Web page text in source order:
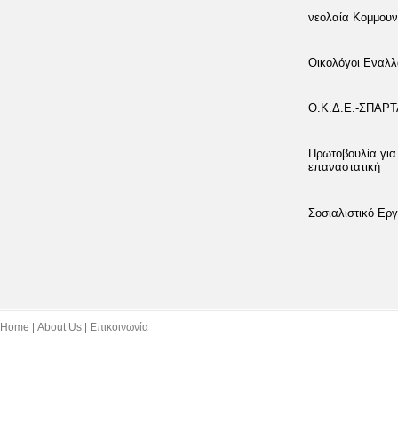
νεολαία
Οικολόγοι
Ο.Κ.Δ.Ε.-
Πρωτοβουλία
επαναστατική
Σοσιαλιστικό
Home About Us Επικοινωνία